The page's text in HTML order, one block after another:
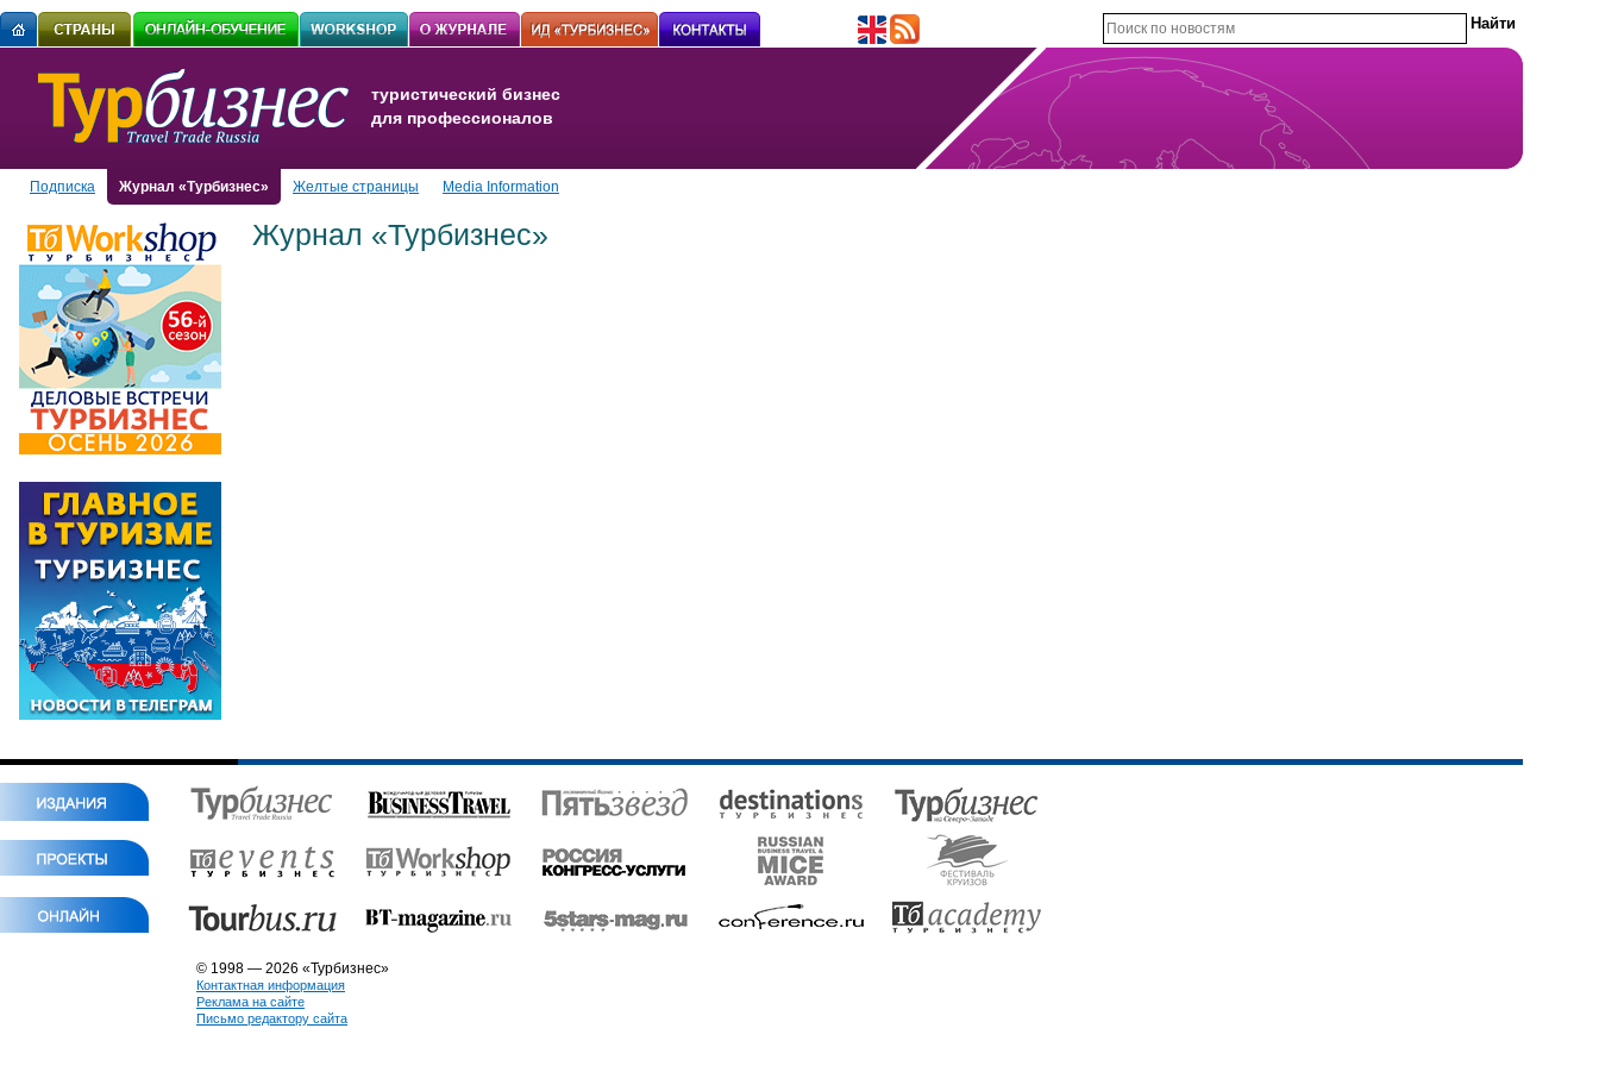
туристический бизнес
для профессионалов
Подписка Журнал «Турбизнес» Желтые страницы Media Information
Журнал «Турбизнес»
© 1998 — 2026 «Турбизнес»
Контактная информация
Реклама на сайте
Письмо редактору сайта